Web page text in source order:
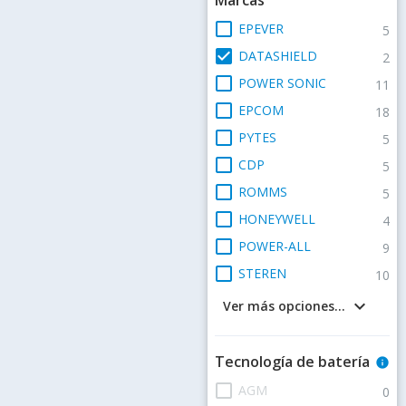
check_box_outline_blank EPEVER 5
check_box DATASHIELD 2
check_box_outline_blank POWER SONIC 11
check_box_outline_blank EPCOM 18
check_box_outline_blank PYTES 5
check_box_outline_blank CDP 5
check_box_outline_blank ROMMS 5
check_box_outline_blank HONEYWELL 4
check_box_outline_blank POWER-ALL 9
check_box_outline_blank STEREN 10
keyboard_arrow_down
Ver más opciones...
Tecnología de batería info
check_box_outline_blank AGM 0